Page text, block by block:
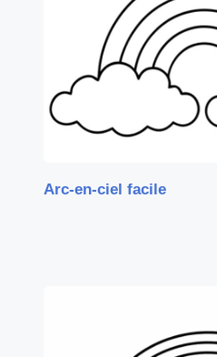
Arc-en-ciel facile